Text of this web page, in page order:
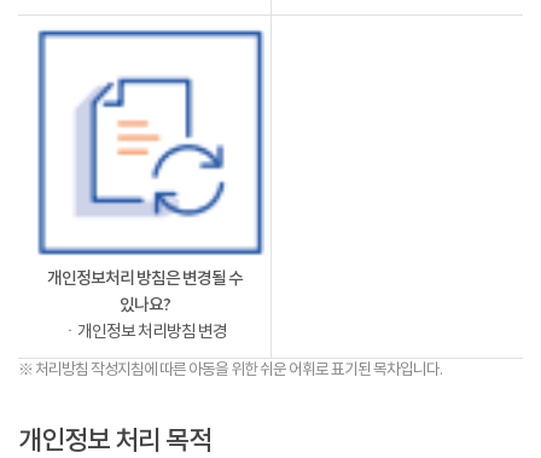
개인정보처리 방침은 변경될 수
있나요?
ㆍ개인정보 처리방침 변경
※ 처리방침 작성지침에 따른 아동을 위한 쉬운 어휘로 표기된 목차입니다.
개인정보 처리 목적